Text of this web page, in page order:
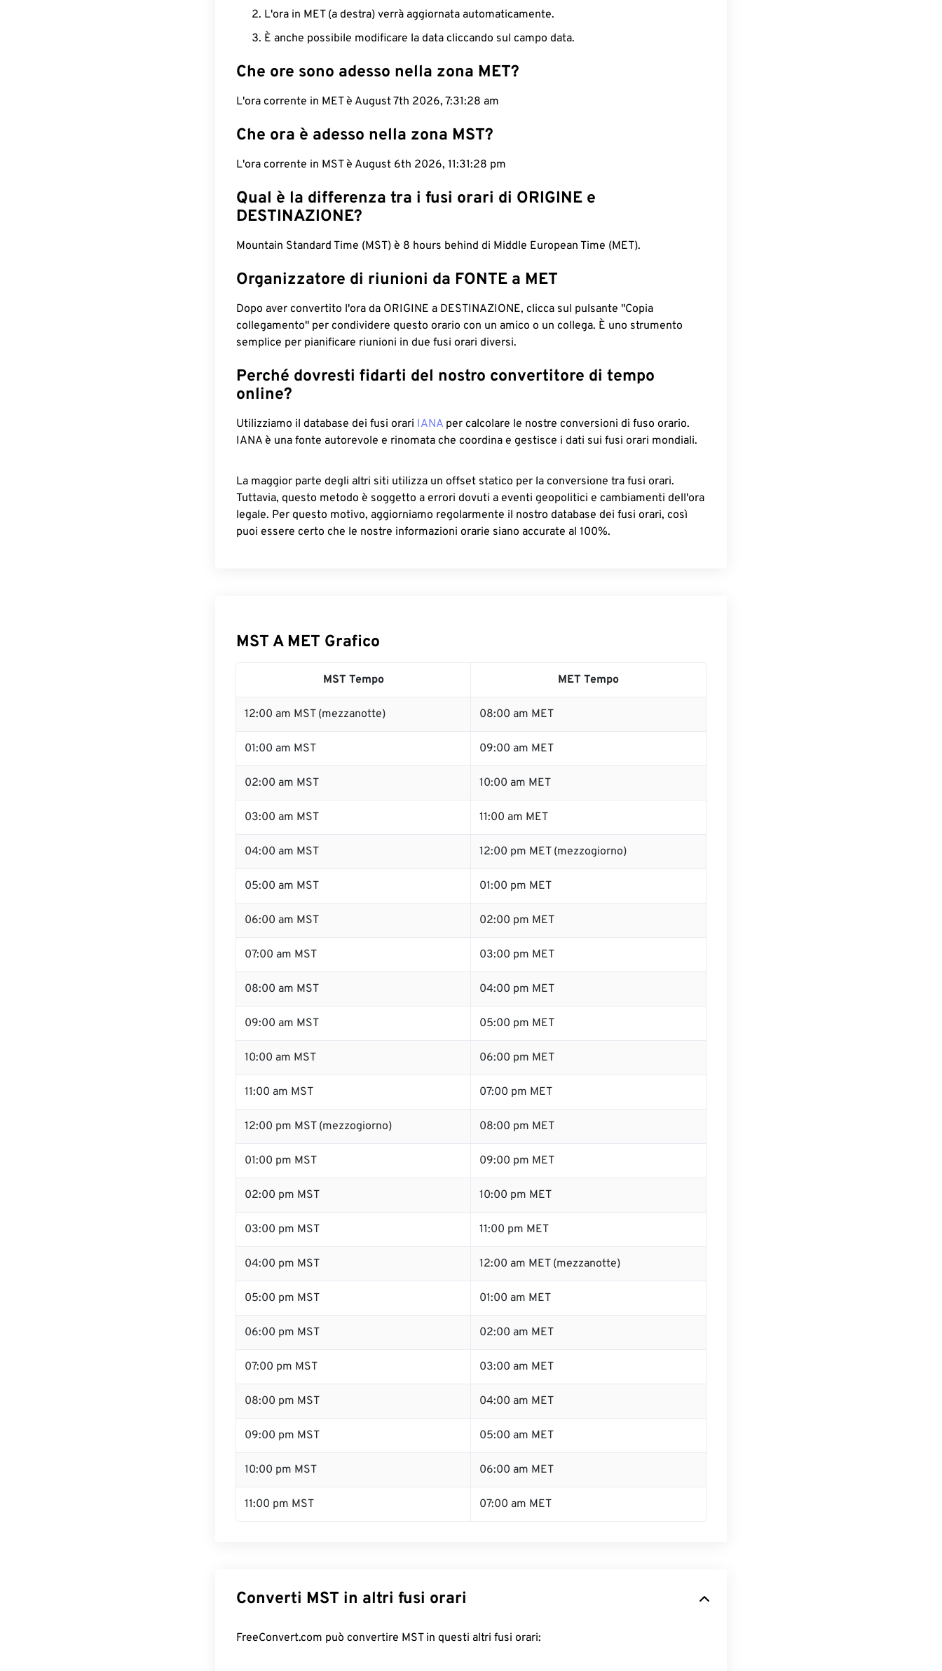
L'ora in MET (a destra) verrà aggiornata automaticamente.
È anche possibile modificare la data cliccando sul campo data.
Che ore sono adesso nella zona MET?
L'ora corrente in MET è August 7th 2026, 7:31:28 am
Che ora è adesso nella zona MST?
L'ora corrente in MST è August 6th 2026, 11:31:28 pm
Qual è la differenza tra i fusi orari di ORIGINE e
DESTINAZIONE?
Mountain Standard Time (MST) è 8 hours behind di Middle European Time (MET).
Organizzatore di riunioni da FONTE a MET
Dopo aver convertito l'ora da ORIGINE a DESTINAZIONE, clicca sul pulsante "Copia
collegamento" per condividere questo orario con un amico o un collega. È uno strumento
semplice per pianificare riunioni in due fusi orari diversi.
Perché dovresti fidarti del nostro convertitore di tempo
online?
Utilizziamo il database dei fusi orari IANA per calcolare le nostre conversioni di fuso orario.
IANA è una fonte autorevole e rinomata che coordina e gestisce i dati sui fusi orari mondiali.
La maggior parte degli altri siti utilizza un offset statico per la conversione tra fusi orari.
Tuttavia, questo metodo è soggetto a errori dovuti a eventi geopolitici e cambiamenti dell'ora
legale. Per questo motivo, aggiorniamo regolarmente il nostro database dei fusi orari, così
puoi essere certo che le nostre informazioni orarie siano accurate al 100%.
MST A MET Grafico
MST Tempo MET Tempo
12:00 am MST (mezzanotte) 08:00 am MET
01:00 am MST 09:00 am MET
02:00 am MST 10:00 am MET
03:00 am MST 11:00 am MET
04:00 am MST 12:00 pm MET (mezzogiorno)
05:00 am MST 01:00 pm MET
06:00 am MST 02:00 pm MET
07:00 am MST 03:00 pm MET
08:00 am MST 04:00 pm MET
09:00 am MST 05:00 pm MET
10:00 am MST 06:00 pm MET
11:00 am MST 07:00 pm MET
12:00 pm MST (mezzogiorno) 08:00 pm MET
01:00 pm MST 09:00 pm MET
02:00 pm MST 10:00 pm MET
03:00 pm MST 11:00 pm MET
04:00 pm MST 12:00 am MET (mezzanotte)
05:00 pm MST 01:00 am MET
06:00 pm MST 02:00 am MET
07:00 pm MST 03:00 am MET
08:00 pm MST 04:00 am MET
09:00 pm MST 05:00 am MET
10:00 pm MST 06:00 am MET
11:00 pm MST 07:00 am MET
Converti MST in altri fusi orari
FreeConvert.com può convertire MST in questi altri fusi orari: